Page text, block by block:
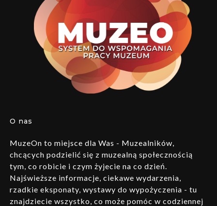
O nas
MuzeOn to miejsce dla Was - Muzealników,
chcących podzielić się z muzealną społecznością
tym, co robicie i czym żyjecie na co dzień.
Najświeższe informacje, ciekawe wydarzenia,
rzadkie eksponaty, wystawy do wypożyczenia - tu
znajdziecie wszystko, co może pomóc w codziennej